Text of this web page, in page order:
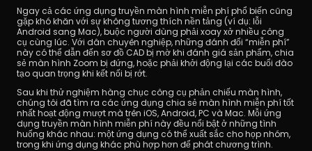
Ngay cả các ứng dụng truyền màn hình miễn phí phổ biến cũng
gặp khó khăn với sự không tương thích nền tảng (ví dụ: lỗi
Android sang Mac), buộc người dùng phải xoay xở nhiều công
cụ cùng lúc. Với dân chuyên nghiệp, những đánh đổi “miễn phí”
này có thể dẫn đến sơ đồ CAD bị mờ khi đánh giá sản phẩm, chia
sẻ màn hình Zoom bị đứng, hoặc phải khởi động lại các buổi đào
tạo quan trọng khi kết nối bị rớt.
Sau khi thử nghiệm hàng chục công cụ phản chiếu màn hình,
chúng tôi đã tìm ra các ứng dụng chia sẻ màn hình miễn phí tốt
nhất hoạt động mượt mà trên iOS, Android, PC và Mac. Mỗi ứng
dụng truyền màn hình miễn phí này đều nổi bật ở những tình
huống khác nhau: một ứng dụng có thể xuất sắc cho họp nhóm,
trong khi ứng dụng khác phù hợp hơn để phát chương trình.